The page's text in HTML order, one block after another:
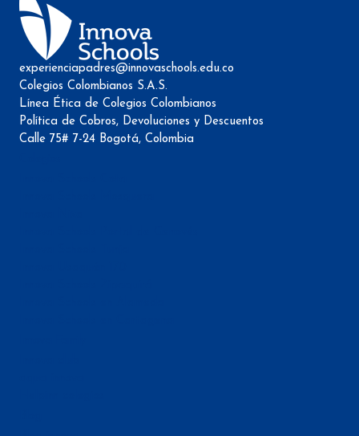
experienciapadres@innovaschools.edu.co
Colegios Colombianos S.A.S.
Línea Ética de Colegios Colombianos
Política de Cobros, Devoluciones y Descuentos
Calle 75# 7-24 Bogotá, Colombia